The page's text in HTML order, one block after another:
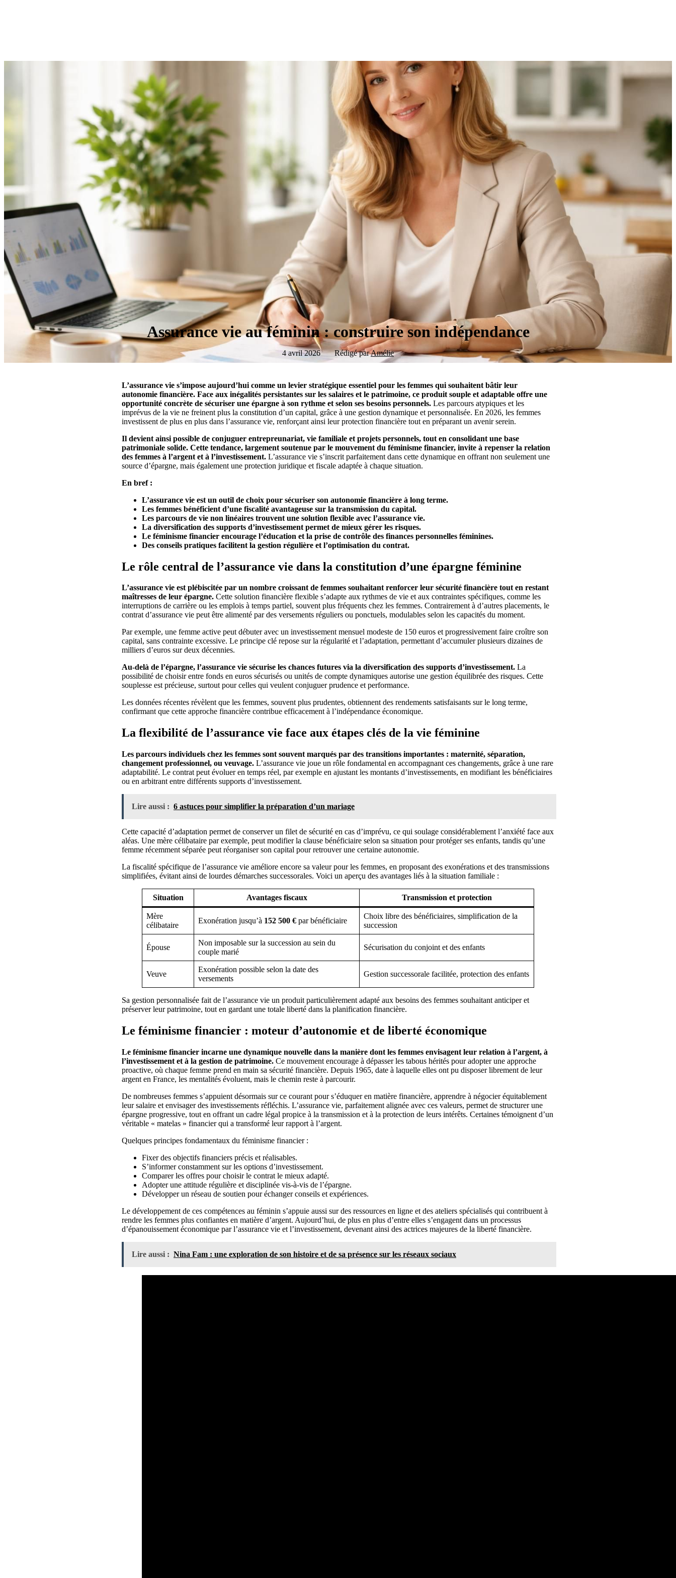
Assurance vie au féminin : construire son indépendance
4 avril 2026 Rédigé parAmélie
L’assurance vie s’impose aujourd’hui comme un levier stratégique essentiel pour les femmes qui souhaitent bâtir leur
autonomie financière. Face aux inégalités persistantes sur les salaires et le patrimoine, ce produit souple et adaptable offre une
opportunité concrète de sécuriser une épargne à son rythme et selon ses besoins personnels. Les parcours atypiques et les
imprévus de la vie ne freinent plus la constitution d’un capital, grâce à une gestion dynamique et personnalisée. En 2026, les femmes
investissent de plus en plus dans l’assurance vie, renforçant ainsi leur protection financière tout en préparant un avenir serein.
Il devient ainsi possible de conjuguer entrepreunariat, vie familiale et projets personnels, tout en consolidant une base
patrimoniale solide. Cette tendance, largement soutenue par le mouvement du féminisme financier, invite à repenser la relation
des femmes à l’argent et à l’investissement. L’assurance vie s’inscrit parfaitement dans cette dynamique en offrant non seulement une
source d’épargne, mais également une protection juridique et fiscale adaptée à chaque situation.
En bref :
L’assurance vie est un outil de choix pour sécuriser son autonomie financière à long terme.
Les femmes bénéficient d’une fiscalité avantageuse sur la transmission du capital.
Les parcours de vie non linéaires trouvent une solution flexible avec l’assurance vie.
La diversification des supports d’investissement permet de mieux gérer les risques.
Le féminisme financier encourage l’éducation et la prise de contrôle des finances personnelles féminines.
Des conseils pratiques facilitent la gestion régulière et l’optimisation du contrat.
Le rôle central de l’assurance vie dans la constitution d’une épargne féminine
L’assurance vie est plébiscitée par un nombre croissant de femmes souhaitant renforcer leur sécurité financière tout en restant
maîtresses de leur épargne. Cette solution financière flexible s’adapte aux rythmes de vie et aux contraintes spécifiques, comme les
interruptions de carrière ou les emplois à temps partiel, souvent plus fréquents chez les femmes. Contrairement à d’autres placements, le
contrat d’assurance vie peut être alimenté par des versements réguliers ou ponctuels, modulables selon les capacités du moment.
Par exemple, une femme active peut débuter avec un investissement mensuel modeste de 150 euros et progressivement faire croître son
capital, sans contrainte excessive. Le principe clé repose sur la régularité et l’adaptation, permettant d’accumuler plusieurs dizaines de
milliers d’euros sur deux décennies.
Au-delà de l’épargne, l’assurance vie sécurise les chances futures via la diversification des supports d’investissement. La
possibilité de choisir entre fonds en euros sécurisés ou unités de compte dynamiques autorise une gestion équilibrée des risques. Cette
souplesse est précieuse, surtout pour celles qui veulent conjuguer prudence et performance.
Les données récentes révèlent que les femmes, souvent plus prudentes, obtiennent des rendements satisfaisants sur le long terme,
confirmant que cette approche financière contribue efficacement à l’indépendance économique.
La flexibilité de l’assurance vie face aux étapes clés de la vie féminine
Les parcours individuels chez les femmes sont souvent marqués par des transitions importantes : maternité, séparation,
changement professionnel, ou veuvage. L’assurance vie joue un rôle fondamental en accompagnant ces changements, grâce à une rare
adaptabilité. Le contrat peut évoluer en temps réel, par exemple en ajustant les montants d’investissements, en modifiant les bénéficiaires
ou en arbitrant entre différents supports d’investissement.
Lire aussi : 6 astuces pour simplifier la préparation d’un mariage
Cette capacité d’adaptation permet de conserver un filet de sécurité en cas d’imprévu, ce qui soulage considérablement l’anxiété face aux
aléas. Une mère célibataire par exemple, peut modifier la clause bénéficiaire selon sa situation pour protéger ses enfants, tandis qu’une
femme récemment séparée peut réorganiser son capital pour retrouver une certaine autonomie.
La fiscalité spécifique de l’assurance vie améliore encore sa valeur pour les femmes, en proposant des exonérations et des transmissions
simplifiées, évitant ainsi de lourdes démarches successorales. Voici un aperçu des avantages liés à la situation familiale :
Situation Avantages fiscaux Transmission et protection
Mère
célibataire
Exonération jusqu’à 152 500 € par bénéficiaire
Choix libre des bénéficiaires, simplification de la
succession
Épouse
Non imposable sur la succession au sein du
couple marié
Sécurisation du conjoint et des enfants
Veuve
Exonération possible selon la date des
versements
Gestion successorale facilitée, protection des enfants
Sa gestion personnalisée fait de l’assurance vie un produit particulièrement adapté aux besoins des femmes souhaitant anticiper et
préserver leur patrimoine, tout en gardant une totale liberté dans la planification financière.
Le féminisme financier : moteur d’autonomie et de liberté économique
Le féminisme financier incarne une dynamique nouvelle dans la manière dont les femmes envisagent leur relation à l’argent, à
l’investissement et à la gestion de patrimoine. Ce mouvement encourage à dépasser les tabous hérités pour adopter une approche
proactive, où chaque femme prend en main sa sécurité financière. Depuis 1965, date à laquelle elles ont pu disposer librement de leur
argent en France, les mentalités évoluent, mais le chemin reste à parcourir.
De nombreuses femmes s’appuient désormais sur ce courant pour s’éduquer en matière financière, apprendre à négocier équitablement
leur salaire et envisager des investissements réfléchis. L’assurance vie, parfaitement alignée avec ces valeurs, permet de structurer une
épargne progressive, tout en offrant un cadre légal propice à la transmission et à la protection de leurs intérêts. Certaines témoignent d’un
véritable « matelas » financier qui a transformé leur rapport à l’argent.
Quelques principes fondamentaux du féminisme financier :
Fixer des objectifs financiers précis et réalisables.
S’informer constamment sur les options d’investissement.
Comparer les offres pour choisir le contrat le mieux adapté.
Adopter une attitude régulière et disciplinée vis-à-vis de l’épargne.
Développer un réseau de soutien pour échanger conseils et expériences.
Le développement de ces compétences au féminin s’appuie aussi sur des ressources en ligne et des ateliers spécialisés qui contribuent à
rendre les femmes plus confiantes en matière d’argent. Aujourd’hui, de plus en plus d’entre elles s’engagent dans un processus
d’épanouissement économique par l’assurance vie et l’investissement, devenant ainsi des actrices majeures de la liberté financière.
Lire aussi : Nina Fam : une exploration de son histoire et de sa présence sur les réseaux sociaux